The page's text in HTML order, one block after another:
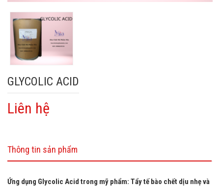
GLYCOLIC ACID
Liên hệ
Thông tin sản phẩm
Ứng dụng Glycolic Acid trong mỹ phẩm: Tẩy tế bào chết dịu nhẹ và